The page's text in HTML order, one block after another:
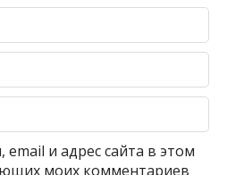
и адрес сайта в этом
моих комментариев